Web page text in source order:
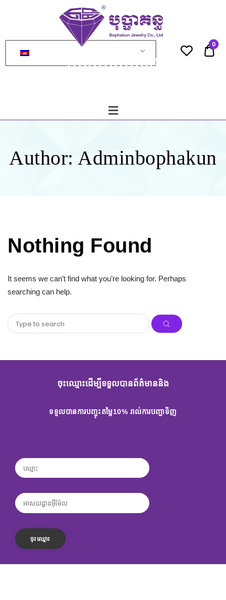
ហាងមាសពេជ្រ
0
Author:Adminbophakun
Nothing Found
It seems we can’t find what you’re looking for. Perhaps
searching can help.
ចុះឈ្មោះដើម្បីទទួលបានព័ត៌មាននិង
ទទួលបានការបញ្ចុះតម្លៃ10% រាល់ការបញ្ជាទិញ